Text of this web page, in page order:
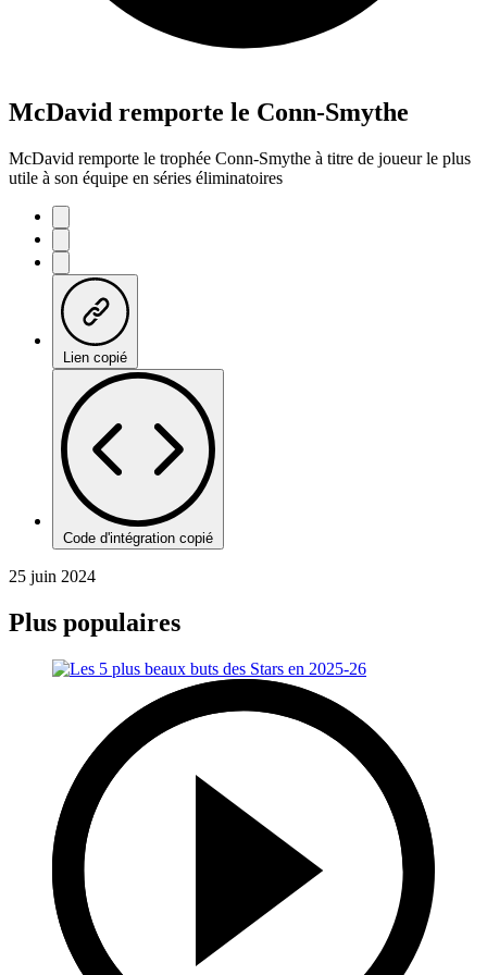
McDavid remporte le Conn-Smythe
McDavid remporte le trophée Conn-Smythe à titre de joueur le plus
utile à son équipe en séries éliminatoires
Lien copié
Code d'intégration copié
25 juin 2024
Plus populaires